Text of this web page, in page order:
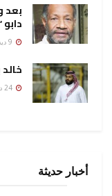
أخبار حديثة